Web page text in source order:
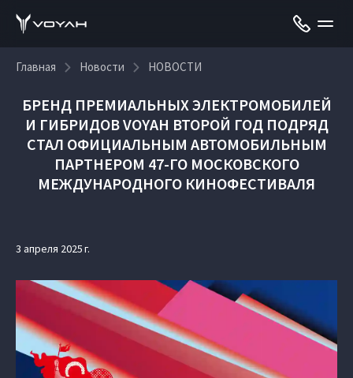
Главная Новости НОВОСТИ
БРЕНД ПРЕМИАЛЬНЫХ ЭЛЕКТРОМОБИЛЕЙ
И ГИБРИДОВ VOYAH ВТОРОЙ ГОД ПОДРЯД
СТАЛ ОФИЦИАЛЬНЫМ АВТОМОБИЛЬНЫМ
ПАРТНЕРОМ 47-ГО МОСКОВСКОГО
МЕЖДУНАРОДНОГО КИНОФЕСТИВАЛЯ
3 апреля 2025 г.